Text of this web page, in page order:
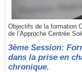
Objectifs de la formation
de l’Approche Centrée
3ème Session:
dans la prise en
chronique.